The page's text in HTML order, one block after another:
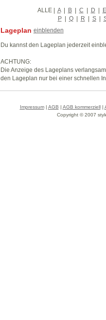
ALLE| A | B | C | D | E
P | Q | R | S |
Lageplan einblenden
Du kannst den Lageplan jederzeit
ACHTUNG:
Die Anzeige des Lageplans
den Lageplan nur bei einer schnellen
Impressum| AGB | AGB kommerziell|
Copyright © 2007